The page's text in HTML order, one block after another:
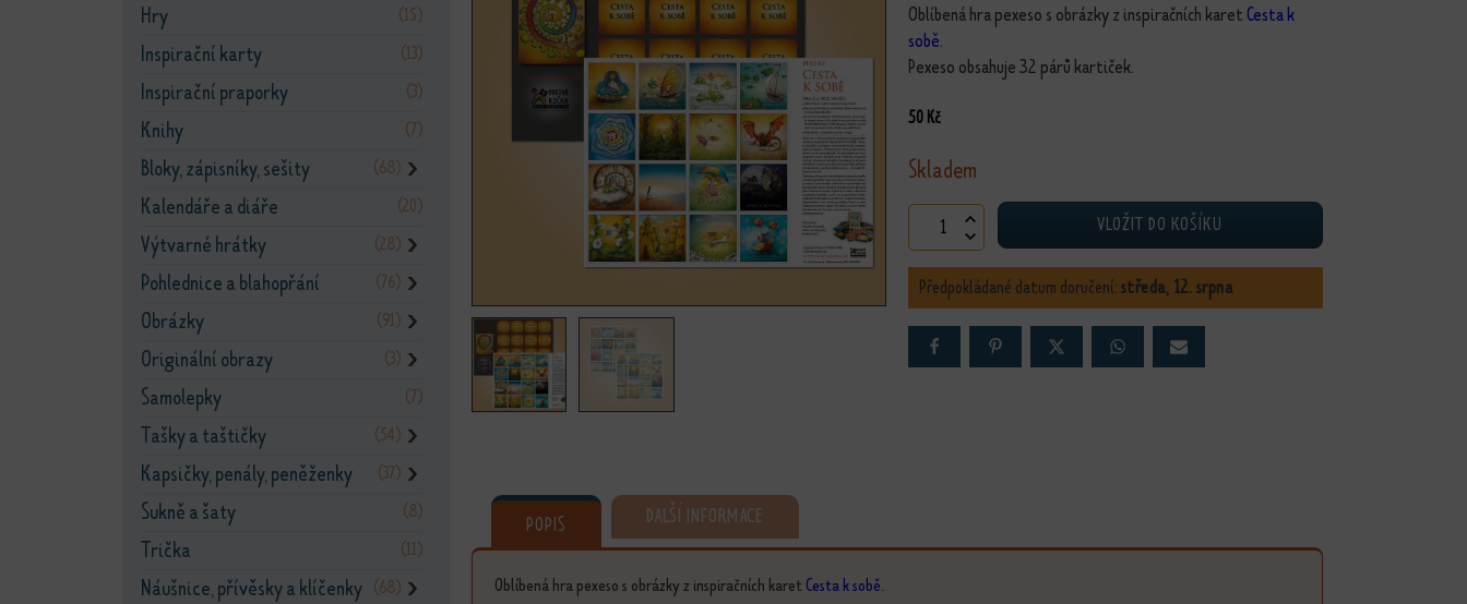
Hry (15)
Inspirační karty (13)
Inspirační praporky (3)
Knihy (7)
Bloky, zápisníky, sešity (68) ❯
Kalendáře a diáře (20)
Výtvarné hrátky (28) ❯
Pohlednice a blahopřání (76) ❯
Obrázky (91) ❯
Originální obrazy (3) ❯
Samolepky (7)
Tašky a taštičky (54) ❯
Kapsičky, penály, peněženky (37) ❯
Sukně a šaty (8)
Trička (11)
Náušnice, přívěsky a klíčenky (68) ❯
Oblíbená hra pexeso s obrázky z inspiračních karet Cesta k
sobě.
Pexeso obsahuje 32 párů kartiček.
50 Kč
Skladem
Pexeso Cesta k sobě množstvíVLOŽIT DO KOŠÍKU
Předpokládané datum doručení:středa, 12. srpna
POPIS DALŠÍ INFORMACE
Oblíbená hra pexeso s obrázky z inspiračních karet Cesta k sobě.